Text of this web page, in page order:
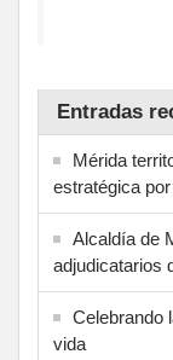
Entradas
Mérida
estratégica
Alcaldía de
adjudicatarios
Celebrando
vida